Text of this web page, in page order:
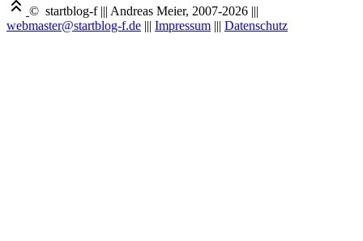
© startblog-f ||| Andreas Meier, 2007-2026 |||
webmaster@startblog-f.de ||| Impressum ||| Datenschutz